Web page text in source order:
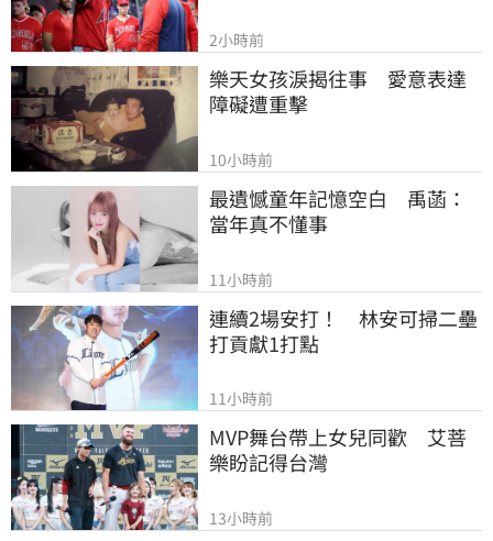
2小時前
樂天女孩淚揭往事　愛意表達
障礙遭重擊
10小時前
最遺憾童年記憶空白　禹菡：
當年真不懂事
11小時前
連續2場安打！　林安可掃二壘
打貢獻1打點
11小時前
MVP舞台帶上女兒同歡　艾菩
樂盼記得台灣
13小時前